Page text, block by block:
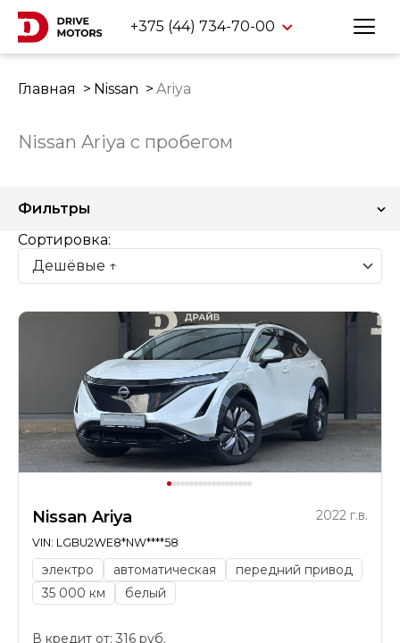
+375 (44) 734-70-00
Главная Nissan Ariya
Nissan Ariya с пробегом
Фильтры
Сортировка:
Nissan Ariya 2022 г.в.
VIN: LGBU2WE8*NW****58
электро автоматическая
передний привод
35 000 км
белый
В кредит от: 316 руб.